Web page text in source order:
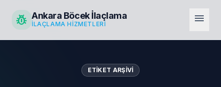
pest_control Ankara Böcek İlaçlama
İLAÇLAMA HIZMETLERI menu
ETIKET ARŞIVI